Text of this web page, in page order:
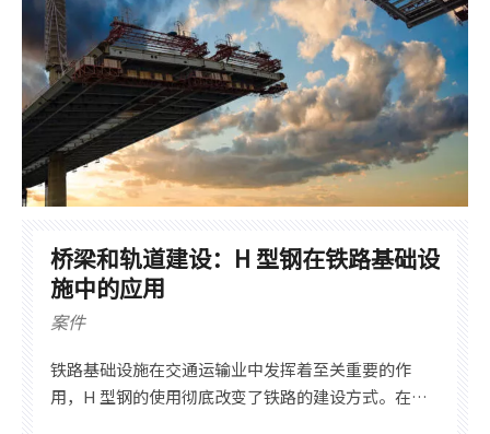
桥梁和轨道建设：H 型钢在铁路基础设
施中的应用
案件
铁路基础设施在交通运输业中发挥着至关重要的作
用，H 型钢的使用彻底改变了铁路的建设方式。在本